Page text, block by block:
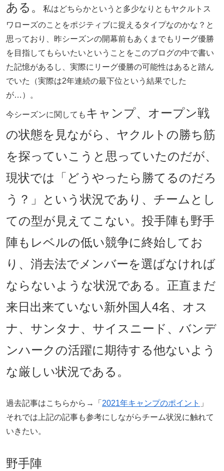
ある。
私はどちらかというと多少なりともヤクルトス
ワローズのことをポジティブに捉えるタイプなのかな？と
思っており、昨シーズンの開幕前もあくまでもリーグ優勝
を目指してもらいたいということをこのブログの中で書い
た記憶があるし、実際にリーグ優勝の可能性はあると踏ん
でいた（実際は2年連続の最下位という結果でした
が…）。
今シーズンに関しても キャンプ、オープン戦
の状態を見ながら、ヤクルトの勝ち筋
を探っていこうと思っていたのだが、
現状では「どうやったら勝てるのだろ
う？」という状況であり、チームとし
ての型が見えてこない。投手陣も野手
陣もレベルの低い競争に終始してお
り、消去法でメンバーを選ばなければ
ならないような状況である。正直まだ
来日出来ていない新外国人4名、オス
ナ、サンタナ、サイスニード、バンデ
ンハークの活躍に期待する他ないよう
な厳しい状況である。
過去記事はこちらから→「 2021年キャンプのポイント 」
それでは上記の記事も参考にしながらチーム状況に触れて
いきたい。
野手陣